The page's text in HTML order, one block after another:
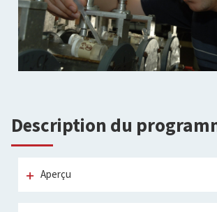
Description du
Aperçu